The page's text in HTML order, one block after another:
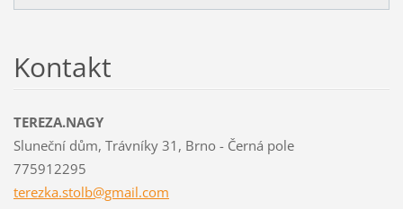
Kontakt
TEREZA.NAGY
Sluneční dům, Trávníky 31, Brno - Černá pole
775912295
terezka.stolb@gmail.com